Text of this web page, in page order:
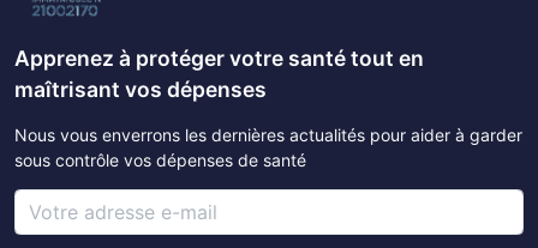
Apprenez à protéger votre santé tout en
maîtrisant vos dépenses
Nous vous enverrons les dernières actualités pour aider à garder
sous contrôle vos dépenses de santé